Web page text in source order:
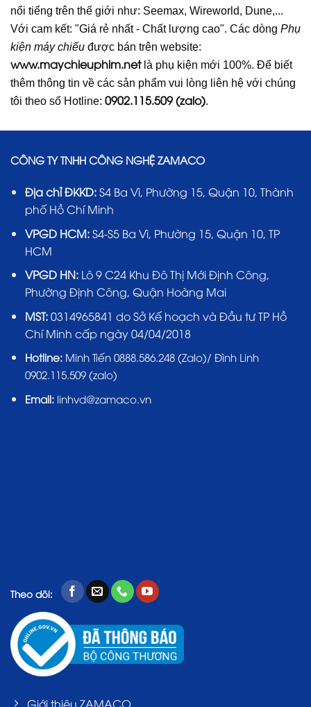
nổi tiếng trên thế giới như: Seemax, Wireworld, Dune,...
Với cam kết: "Giá rẻ nhất - Chất lượng cao". Các dòng Phụ
kiện máy chiếu được bán trên website:
www.maychieuphim.netlà phụ kiện mới 100%. Để biết
thêm thông tin về các sản phẩm vui lòng liên hệ với chúng
tôi theo số Hotline: 0902.115.509 (zalo).
CÔNG TY TNHH CÔNG NGHỆ ZAMACO
Địa chỉ ĐKKD:S4 Ba Vì, Phường 15, Quận 10, Thành
phố Hồ Chí Minh
VPGD HCM:S4-S5 Ba Vì, Phường 15, Quận 10, TP
HCM
VPGD HN:Lô 9 C24 Khu Đô Thị Mới Định Công,
Phường Định Công, Quận Hoàng Mai
MST:0314965841 do Sở Kế hoạch và Đầu tư TP Hồ
Chí Minh cấp ngày 04/04/2018
Hotline: Minh Tiến 0888.586.248 (Zalo)/ Đình Linh
0902.115.509 (zalo)
Email:linhvd@zamaco.vn
Theo dõi:
Giới thiệu ZAMACO